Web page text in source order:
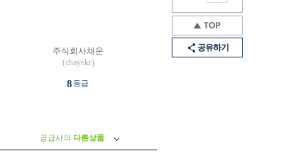
공유하기
주식회사채운
(chayekr)
8등급
공급사의 다른상품